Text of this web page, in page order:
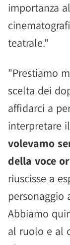
importanza
teatrale."
"Prestiamo
scelta dei
affidarci a
interpretare
volevamo
della voce
riuscisse a
personaggio
Abbiamo
al ruolo e al